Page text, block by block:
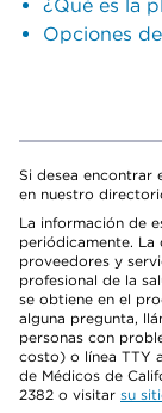
¿Qué es la
Opciones
Si desea encontrar
en nuestro
La información de
periódicamente. La
proveedores y
profesional de la
se obtiene en el
alguna pregunta,
personas con
costo) o línea TTY
de Médicos de
2382 o visitar su